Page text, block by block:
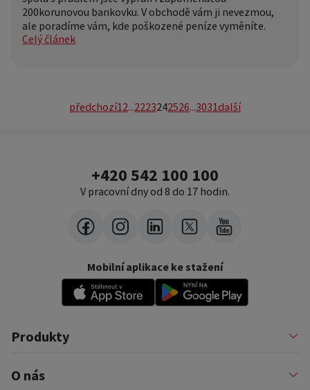
200korunovou bankovku. V obchodě vám ji nevezmou,
ale poradíme vám, kde poškozené peníze vyměníte.
Celý článek
předchozí1 2...2223242526...3031další
+420 542 100 100
V pracovní dny od 8 do 17 hodin.
Mobilní aplikace ke stažení
Produkty
Půjčky
Financování podnikatelů
O nás